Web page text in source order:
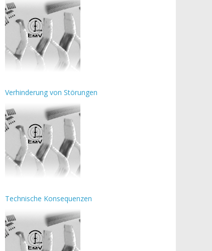
Verhinderung von Störungen
Technische Konsequenzen